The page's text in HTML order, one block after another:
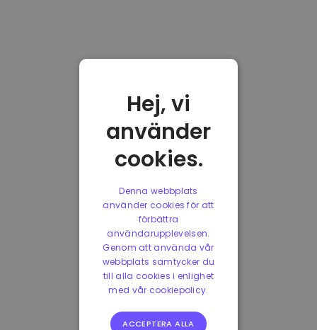
Hej, vi
använder
cookies.
Denna webbplats
använder cookies för att
förbättra
användarupplevelsen.
Genom att använda vår
webbplats samtycker du
till alla cookies i enlighet
med vår cookiepolicy.
ACCEPTERA ALLA